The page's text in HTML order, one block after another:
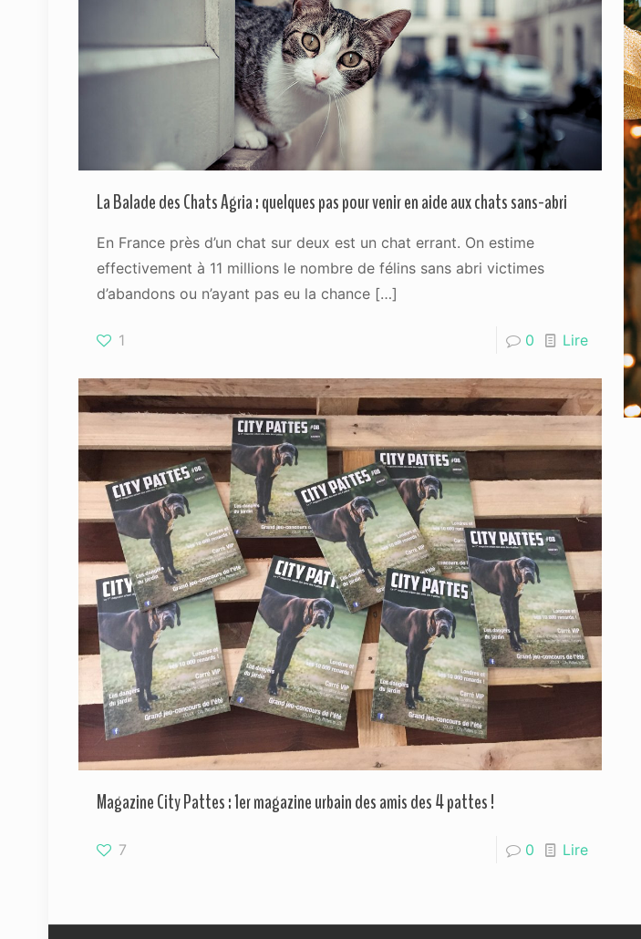
La Balade des Chats Agria : quelques pas pour venir en aide aux chats sans-abri
En France près d’un chat sur deux est un chat errant. On estime
effectivement à 11 millions le nombre de félins sans abri victimes
d’abandons ou n’ayant pas eu la chance […]
1 0 Lire
Magazine City Pattes : 1er magazine urbain des amis des 4 pattes !
7 0 Lire